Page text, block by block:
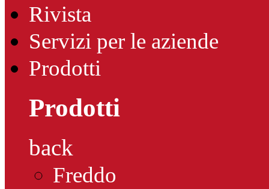
Rivista
Servizi per le aziende
Prodotti
Prodotti
back
Freddo